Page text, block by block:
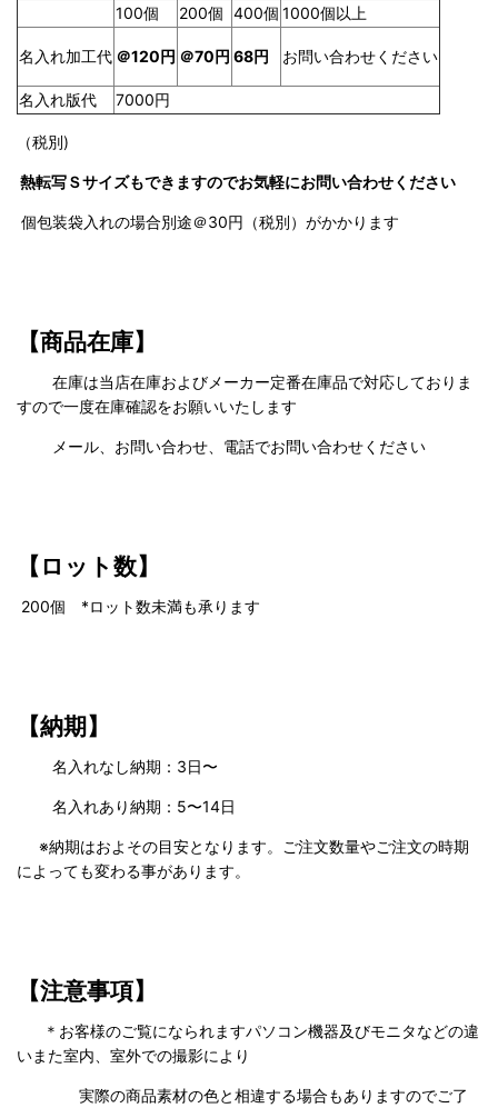
100個 200個 400個 1000個以上
名入れ加工代 ＠120円 ＠70円 68円 お問い合わせください
名入れ版代 7000円
（税別)
熱転写Ｓサイズもできますのでお気軽にお問い合わせください
個包装袋入れの場合別途＠30円（税別）がかかります
【商品在庫】
在庫は当店在庫およびメーカー定番在庫品で対応しておりま
すので一度在庫確認をお願いいたします
メール、お問い合わせ、電話でお問い合わせください
【ロット数】
200個 *ロット数未満も承ります
【納期】
名入れなし納期：3日〜
名入れあり納期：5〜14日
※納期はおよその目安となります。ご注文数量やご注文の時期
によっても変わる事があります。
【注意事項】
＊お客様のご覧になられますパソコン機器及びモニタなどの違
いまた室内、室外での撮影により
実際の商品素材の色と相違する場合もありますのでご了